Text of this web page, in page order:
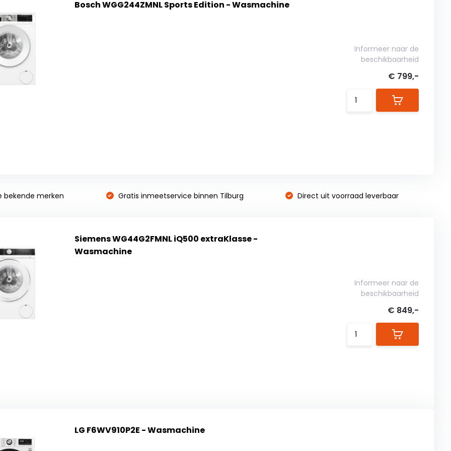
Bosch WGG244ZMNL Sports Edition - Wasmachine
Informeer naar de
beschikbaarheid
€ 799,-
bekende merken Gratis inmeetservice binnen Tilburg Direct uit voorraad leverbaar
Siemens WG44G2FMNL iQ500 extraKlasse -
Wasmachine
Informeer naar de
beschikbaarheid
€ 849,-
LG F6WV910P2E - Wasmachine